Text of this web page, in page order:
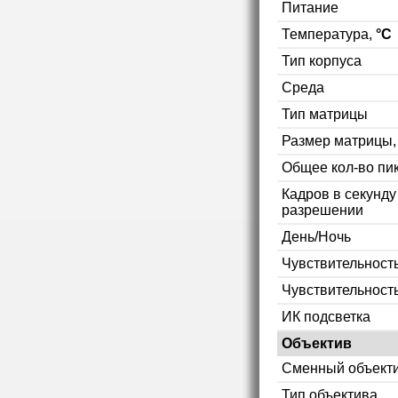
Питание
Температура, °C
Тип корпуса
Среда
Тип матрицы
Размер
Общее кол-во
Кадров в
разрешении
День/Ночь
ИК подсветка
Объектив
Сменный
Тип объектива